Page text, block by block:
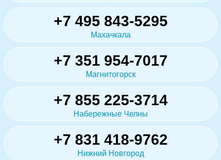
+7 495 843-5295
Махачкала
+7 351 954-7017
Магнитогорск
+7 855 225-3714
Набережные Челны
+7 831 418-9762
Нижний Новгород